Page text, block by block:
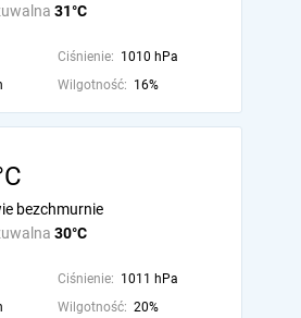
31°C
Ciśnienie: 1010 hPa
Wilgotność: 16%
30°C
bezchmurnie
Ciśnienie: 1011 hPa
Wilgotność: 20%